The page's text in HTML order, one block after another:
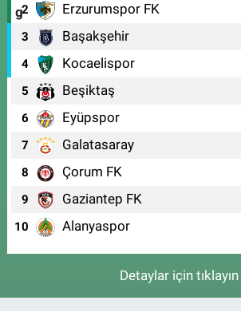
2 Erzurumspor FK
3 Başakşehir
4 Kocaelispor
5 Beşiktaş
6 Eyüpspor
7 Galatasaray
8 Çorum FK
9 Gaziantep FK
10 Alanyaspor
Detaylar için tıklayın